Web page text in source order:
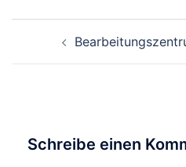
navigation
Schreibe einen